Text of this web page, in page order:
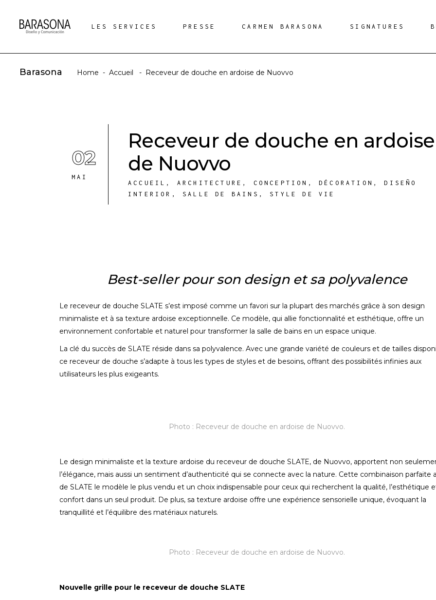
LES SERVICES PRESSE CARMEN BARASONA SIGNATURES
Barasona Home - Accueil - Receveur de douche en ardoise de Nuovvo
02
MAI
Receveur de douche en ardoise
de Nuovvo
ACCUEIL , ARCHITECTURE , CONCEPTION ,DÉCORATION ,DISEÑO
INTERIOR , SALLE DE BAINS , STYLE DE VIE
Best-seller pour son design et sa polyvalence
Le receveur de douche SLATE s’est imposé comme un favori sur la plupart des marchés grâce à son design
minimaliste et à sa texture ardoise exceptionnelle. Ce modèle, qui allie fonctionnalité et esthétique, offre un
environnement confortable et naturel pour transformer la salle de bains en un espace unique.
La clé du succès de SLATE réside dans sa polyvalence. Avec une grande variété de couleurs et de tailles
ce receveur de douche s’adapte à tous les types de styles et de besoins, offrant des possibilités infinies aux
utilisateurs les plus exigeants.
Photo : Receveur de douche en ardoise de Nuovvo.
Le design minimaliste et la texture ardoise du receveur de douche SLATE, de Nuovvo, apportent non
l’élégance, mais aussi un sentiment d’authenticité qui se connecte avec la nature. Cette combinaison parfaite
de SLATE le modèle le plus vendu et un choix indispensable pour ceux qui recherchent la qualité, l’esthétique
confort dans un seul produit. De plus, sa texture ardoise offre une expérience sensorielle unique, évoquant la
tranquillité et l’équilibre des matériaux naturels.
Photo : Receveur de douche en ardoise de Nuovvo.
Nouvelle grille pour le receveur de douche SLATE